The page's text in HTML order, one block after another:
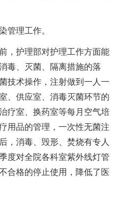
管理工作。
，护理部对护理工作方面能
毒、灭菌、隔离措施的落
技术操作，注射做到一人一
、供应室、消毒灭菌环节的
疗室、换药室等每月空气培
用品的管理，一次性无菌注
，消毒、毁形、焚烧有专人
度对全院各科室紫外线灯管
合格的停止使用，降低了医